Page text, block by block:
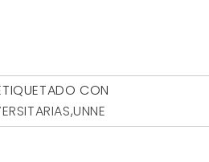
CON
,UNNE